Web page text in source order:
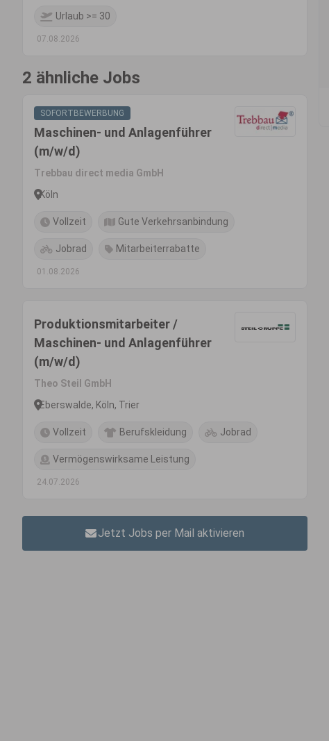
Urlaub >= 30
07.08.2026
2 ähnliche Jobs
SOFORTBEWERBUNG
Maschinen- und Anlagenführer
(m/w/d)
Trebbau direct media GmbH
Köln
Vollzeit Gute Verkehrsanbindung
Jobrad Mitarbeiterrabatte
01.08.2026
Produktionsmitarbeiter /
Maschinen- und Anlagenführer
(m/w/d)
Theo Steil GmbH
Eberswalde, Köln, Trier
Vollzeit Berufskleidung Jobrad
Vermögenswirksame Leistung
24.07.2026
Jetzt Jobs per Mail aktivieren